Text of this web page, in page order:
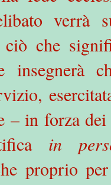
verrà
ciò che
insegnerà
– in forza
in
proprio